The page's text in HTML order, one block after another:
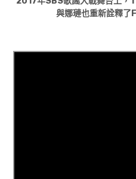
與娜璉也重新詮釋了